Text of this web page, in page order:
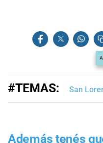
#TEMAS: San
Además tenés